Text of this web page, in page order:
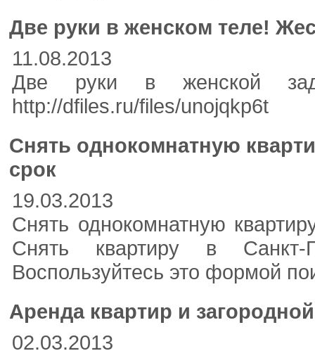
Две руки в женском теле!
11.08.2013
Две руки в женской
http://dfiles.ru/files/unojqkp6t
Снять однокомнатную
срок
19.03.2013
Снять однокомнатную
Снять квартиру в
Воспользуйтесь это формой
Аренда квартир и
02.03.2013